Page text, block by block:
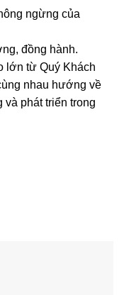
ngừng của
đồng hành.
lớn từ Quý Khách
nhau hướng về
phát triển trong